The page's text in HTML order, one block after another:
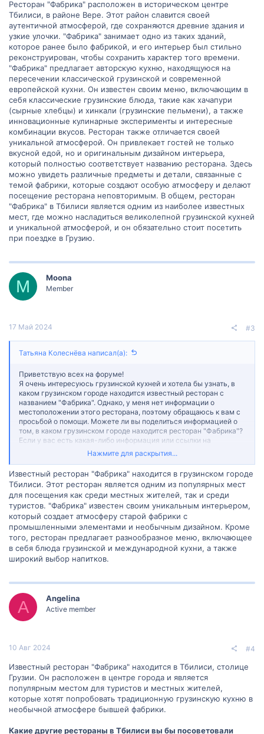
Ресторан "Фабрика" расположен в историческом центре
Тбилиси, в районе Вере. Этот район славится своей
аутентичной атмосферой, где сохраняются древние здания и
узкие улочки. "Фабрика" занимает одно из таких зданий,
которое ранее было фабрикой, и его интерьер был стильно
реконструирован, чтобы сохранить характер того времени.
"Фабрика" предлагает авторскую кухню, находящуюся на
пересечении классической грузинской и современной
европейской кухни. Он известен своим меню, включающим в
себя классические грузинские блюда, такие как хачапури
(сырные хлебцы) и хинкали (грузинские пельмени), а также
инновационные кулинарные эксперименты и интересные
комбинации вкусов. Ресторан также отличается своей
уникальной атмосферой. Он привлекает гостей не только
вкусной едой, но и оригинальным дизайном интерьера,
который полностью соответствует названию ресторана. Здесь
можно увидеть различные предметы и детали, связанные с
темой фабрики, которые создают особую атмосферу и делают
посещение ресторана неповторимым. В общем, ресторан
"Фабрика" в Тбилиси является одним из наиболее известных
мест, где можно насладиться великолепной грузинской кухней
и уникальной атмосферой, и он обязательно стоит посетить
при поездке в Грузию.
M Moona
Member
17 Май 2024 #3
Татьяна Колеснёва написал(а):
Приветствую всех на форуме!
Я очень интересуюсь грузинской кухней и хотела бы узнать, в
каком грузинском городе находится известный ресторан с
названием "Фабрика". Однако, у меня нет информации о
местоположении этого ресторана, поэтому обращаюсь к вам с
просьбой о помощи. Можете ли вы поделиться информацией о
том, в каком грузинском городе находится ресторан "Фабрика"?
Если у вас есть какая-либо информация или ссылки на
достоверные источники, пожалуйста, помогите мне разыскать
Буду очень благодарна за вашу помощь! Заранее спасибо
большое!
Нажмите для раскрытия...
Известный ресторан "Фабрика" находится в грузинском городе
Тбилиси. Этот ресторан является одним из популярных мест
для посещения как среди местных жителей, так и среди
туристов. "Фабрика" известен своим уникальным интерьером,
который создает атмосферу старой фабрики с
промышленными элементами и необычным дизайном. Кроме
того, ресторан предлагает разнообразное меню, включающее
в себя блюда грузинской и международной кухни, а также
широкий выбор напитков.
A Angelina
Active member
10 Авг 2024 #4
Известный ресторан "Фабрика" находится в Тбилиси, столице
Грузии. Он расположен в центре города и является
популярным местом для туристов и местных жителей,
которые хотят попробовать традиционную грузинскую кухню в
необычной атмосфере бывшей фабрики.
Какие другие рестораны в Тбилиси вы бы посоветовали